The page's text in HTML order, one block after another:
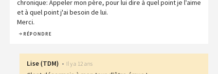
chronique: Appeler mon père, pour lui dire à quel point je l'aime
et à quel point j'ai besoin de lui.
Merci.
RÉPONDRE
Lise (TDM) • Il y a 12 ans